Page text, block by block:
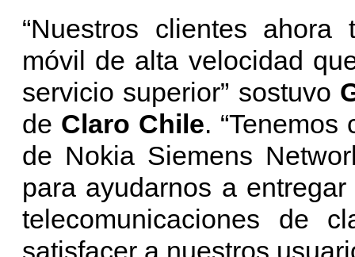
“Nuestros clientes
móvil de alta velocidad
servicio superior” sostuvo
de Claro Chile.
de Nokia Siemens
para ayudarnos a
telecomunicaciones de
satisfacer a nuestros